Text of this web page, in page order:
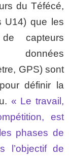
du Téfécé,
U14) que les
capteurs
GPS) sont
définir la
« Le travail,
est
phases de
l’objectif de